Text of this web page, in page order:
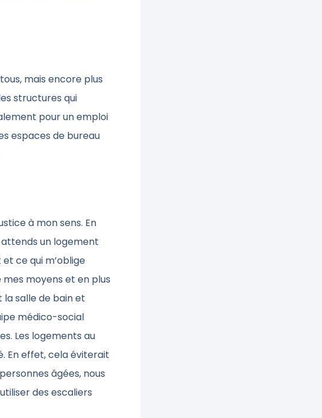
mais encore plus
structures qui
pour un emploi
espaces de bureau
à mon sens. En
un logement
ce qui m’oblige
mes moyens et en plus
salle de bain et
médico-social
Les logements au
En effet, cela éviterait
âgées, nous
des escaliers